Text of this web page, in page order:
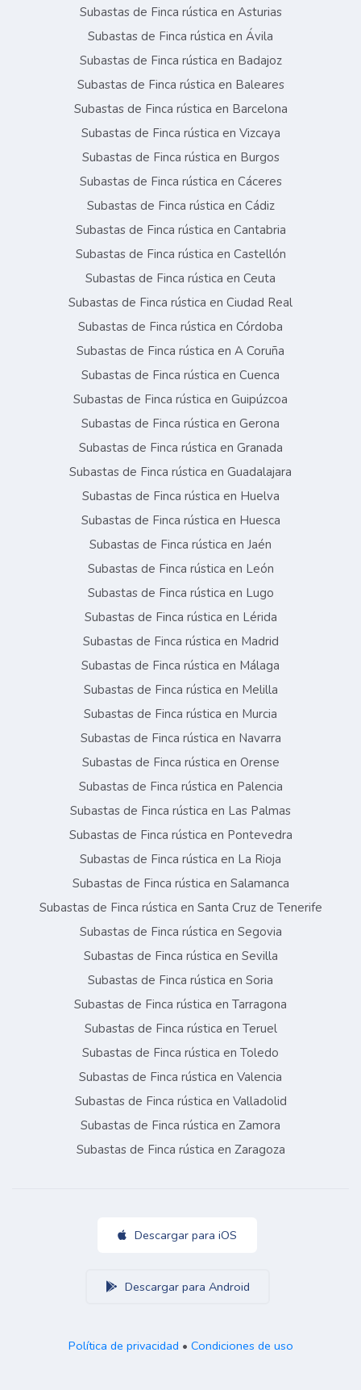
Subastas de Finca rústica en Asturias
Subastas de Finca rústica en Ávila
Subastas de Finca rústica en Badajoz
Subastas de Finca rústica en Baleares
Subastas de Finca rústica en Barcelona
Subastas de Finca rústica en Vizcaya
Subastas de Finca rústica en Burgos
Subastas de Finca rústica en Cáceres
Subastas de Finca rústica en Cádiz
Subastas de Finca rústica en Cantabria
Subastas de Finca rústica en Castellón
Subastas de Finca rústica en Ceuta
Subastas de Finca rústica en Ciudad Real
Subastas de Finca rústica en Córdoba
Subastas de Finca rústica en A Coruña
Subastas de Finca rústica en Cuenca
Subastas de Finca rústica en Guipúzcoa
Subastas de Finca rústica en Gerona
Subastas de Finca rústica en Granada
Subastas de Finca rústica en Guadalajara
Subastas de Finca rústica en Huelva
Subastas de Finca rústica en Huesca
Subastas de Finca rústica en Jaén
Subastas de Finca rústica en León
Subastas de Finca rústica en Lugo
Subastas de Finca rústica en Lérida
Subastas de Finca rústica en Madrid
Subastas de Finca rústica en Málaga
Subastas de Finca rústica en Melilla
Subastas de Finca rústica en Murcia
Subastas de Finca rústica en Navarra
Subastas de Finca rústica en Orense
Subastas de Finca rústica en Palencia
Subastas de Finca rústica en Las Palmas
Subastas de Finca rústica en Pontevedra
Subastas de Finca rústica en La Rioja
Subastas de Finca rústica en Salamanca
Subastas de Finca rústica en Santa Cruz de Tenerife
Subastas de Finca rústica en Segovia
Subastas de Finca rústica en Sevilla
Subastas de Finca rústica en Soria
Subastas de Finca rústica en Tarragona
Subastas de Finca rústica en Teruel
Subastas de Finca rústica en Toledo
Subastas de Finca rústica en Valencia
Subastas de Finca rústica en Valladolid
Subastas de Finca rústica en Zamora
Subastas de Finca rústica en Zaragoza
Descargar para iOS
Descargar para Android
Política de privacidad • Condiciones de uso